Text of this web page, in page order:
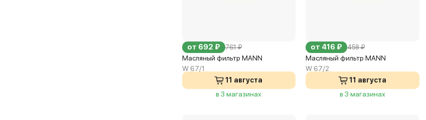
от 692 ₽ 761 ₽
Масляный фильтр MANN
W 67/1
11 августа
в 3 магазинах
от 416 ₽ 458 ₽
Масляный фильтр MANN
W 67/2
11 августа
в 3 магазинах